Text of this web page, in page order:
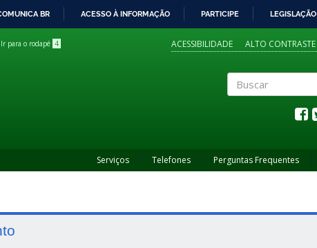
BR ACESSO À INFORMAÇÃO PARTICIPE LEGISLAÇÃO
Ir para o rodapé 4 ACESSIBILIDADE ALTO CONTRASTE
Serviços Telefones Perguntas Frequentes